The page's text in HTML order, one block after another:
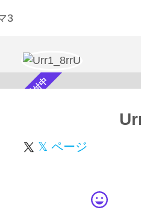
スカウト受付中
𝕏 ページ